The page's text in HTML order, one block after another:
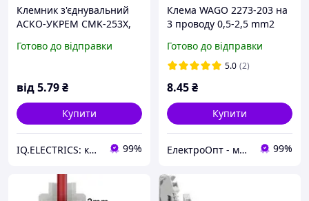
Клемник з'єднувальний
АСКО-УКРЕМ CMK-253Х,
клема, 200 шт.
Готово до відправки
від5.79₴
Купити
IQ.ELECTRICS: купити електрику оптом 99%
Клема WAGO 2273-203 на
3 проводу 0,5-2,5 mm2
Готово до відправки
5.0 (2)
8.45₴
Купити
ЕлектроОпт - магазин електротоварів 99%